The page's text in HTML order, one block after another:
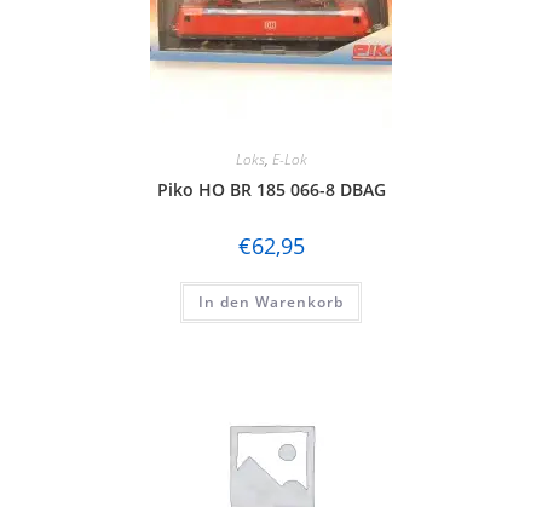
Loks, E-Lok
Piko HO BR 185 066-8 DBAG
€62,95
In den Warenkorb